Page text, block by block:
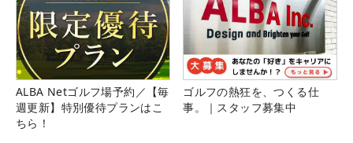
ALBA Netゴルフ場予約／【毎
週更新】特別優待プランはこ
ちら！
ゴルフの熱狂を、つくる仕
事。｜スタッフ募集中